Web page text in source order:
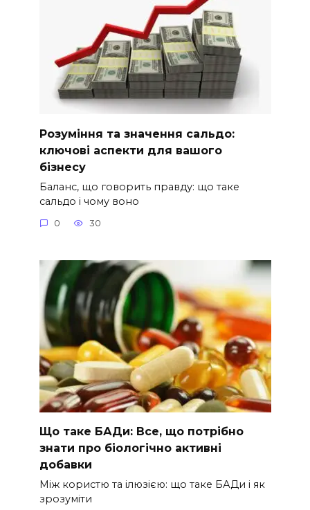
Розуміння та значення сальдо:
ключові аспекти для вашого
бізнесу
Баланс, що говорить правду: що таке
сальдо і чому воно
0 30
Що таке БАДи: Все, що потрібно
знати про біологічно активні
добавки
Між користю та ілюзією: що таке БАДи і як
зрозуміти